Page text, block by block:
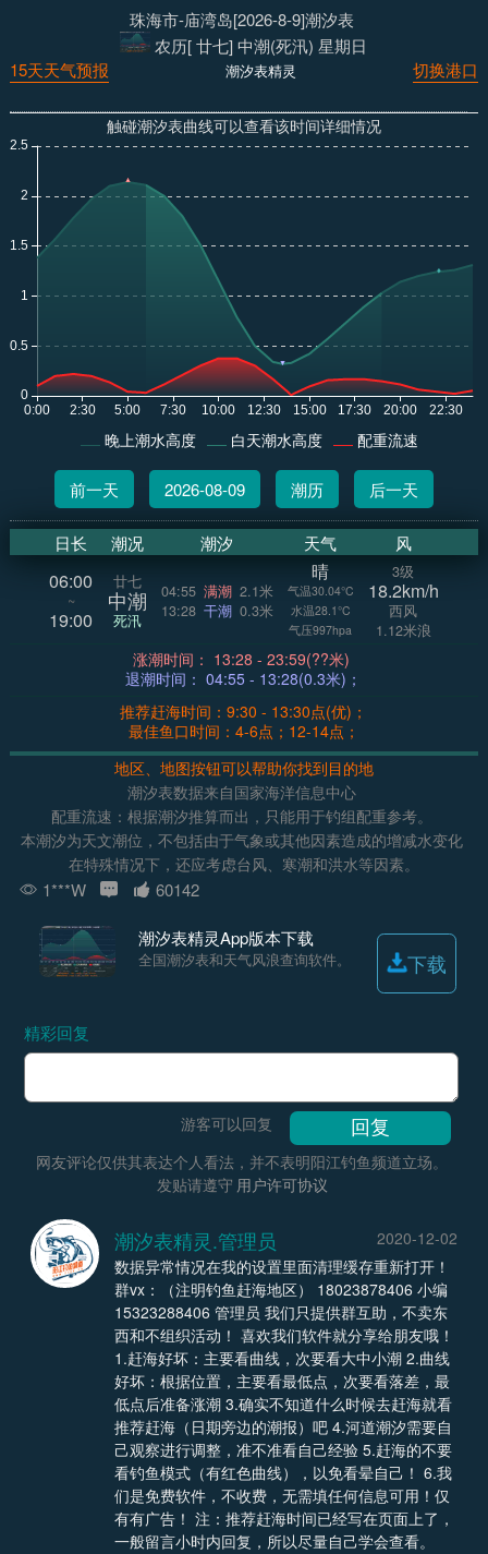
珠海市-庙湾岛[2026-8-9]潮汐表
农历[ 廿七] 中潮(死汛) 星期日
切换港口
潮汐表精灵
15天天气预报
触碰潮汐表曲线可以查看该时间详细情况
晚上潮水高度 白天潮水高度 配重流速
前一天 2026-08-09 潮历 后一天
日长 潮况 潮汐 天气 风
06:00
~
19:00
廿七
中潮
死汛
04:55 满潮 2.1米
13:28 干潮 0.3米
晴
气温30.04°C
水温28.1°C
气压997hpa
3级
18.2km/h
西风
1.12米浪
涨潮时间： 13:28 - 23:59(??米)
退潮时间： 04:55 - 13:28(0.3米)；
推荐赶海时间：9:30 - 13:30点(优)；
最佳鱼口时间：4-6点；12-14点；
地区、地图按钮可以帮助你找到目的地
潮汐表数据来自国家海洋信息中心
配重流速：根据潮汐推算而出，只能用于钓组配重参考。
本潮汐为天文潮位，不包括由于气象或其他因素造成的增减水变化
在特殊情况下，还应考虑台风、寒潮和洪水等因素。
1***W 60142
潮汐表精灵App版本下载
全国潮汐表和天气风浪查询软件。 下载
精彩回复
游客可以回复
网友评论仅供其表达个人看法，并不表明阳江钓鱼频道立场。
发贴请遵守 用户许可协议
潮汐表精灵.管理员
2020-12-02
数据异常情况在我的设置里面清理缓存重新打开！
群vx：（注明钓鱼赶海地区） 18023878406 小编
15323288406 管理员 我们只提供群互助，不卖东
西和不组织活动！ 喜欢我们软件就分享给朋友哦！
1.赶海好坏：主要看曲线，次要看大中小潮 2.曲线
好坏：根据位置，主要看最低点，次要看落差，最
低点后准备涨潮 3.确实不知道什么时候去赶海就看
推荐赶海（日期旁边的潮报）吧 4.河道潮汐需要自
己观察进行调整，准不准看自己经验 5.赶海的不要
看钓鱼模式（有红色曲线），以免看晕自己！ 6.我
们是免费软件，不收费，无需填任何信息可用！仅
有有广告！ 注：推荐赶海时间已经写在页面上了，
一般留言小时内回复，所以尽量自己学会查看。